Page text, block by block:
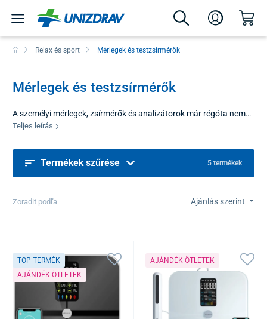
Relax és sport Mérlegek és testzsírmérők
Mérlegek és testzsírmérők
A személyi mérlegek, zsírmérők és analizátorok már régóta nem
pusztán a testsúly mérésére szolgálnak. Fontos diagnosztikai
biometrikus paraméterek részletes nyomon követését, valamint
az edzésterv vagy az étrendi változtatások hatékonyságának
ellenőrzését. A fejlett technológiáknak köszönhetően pontos
való felelősségteljes hozzáálláshoz és a fitneszcélok eléréséhez.
Teljes leírás
Termékek szűrése 5 termékek
Zoradit podľa Ajánlás szerint
TOP TERMÉK
AJÁNDÉK ÖTLETEK
AJÁNDÉK ÖTLETEK